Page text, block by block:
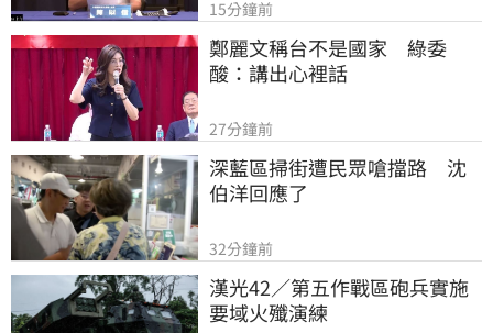
15分鐘前
鄭麗文稱台不是國家　綠委
酸：講出心裡話
27分鐘前
深藍區掃街遭民眾嗆擋路　沈
伯洋回應了
32分鐘前
漢光42／第五作戰區砲兵實施
要域火殲演練